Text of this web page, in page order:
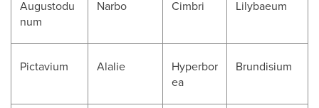
Augustodu
num
Narbo Cimbri Lilybaeum
Pictavium Alalie
Hyperbor
ea
Brundisium